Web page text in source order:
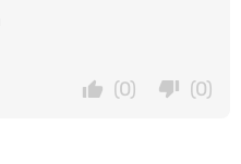
(0)
(0)